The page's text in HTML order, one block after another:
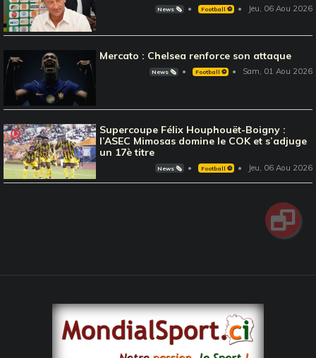
News 🗞️ Football ⚽️ Jeu, 06 Aou 2026
Mercato : Chelsea renforce son attaque
News 🗞️ Football ⚽️ Sam, 01 Aou 2026
Supercoupe Félix Houphouët-Boigny :
l’ASEC Mimosas domine le COK et s’adjuge
un 17è titre
News 🗞️ Football ⚽️ Jeu, 06 Aou 2026